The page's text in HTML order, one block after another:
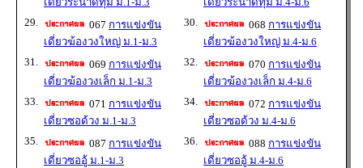
29.
067 การแข่งขัน
เดี่ยวฆ้องวงใหญ่ ม.1-ม.3
30. 068 การแข่งขัน
เดี่ยวฆ้องวงใหญ่ ม.4-ม.6
31.
069 การแข่งขัน
เดี่ยวฆ้องวงเล็ก ม.1-ม.3
32. 070 การแข่งขัน
เดี่ยวฆ้องวงเล็ก ม.4-ม.6
33.
071 การแข่งขัน
เดี่ยวซอด้วง ม.1-ม.3
34. 072 การแข่งขัน
เดี่ยวซอด้วง ม.4-ม.6
35.
087 การแข่งขัน
เดี่ยวซออู้ ม.1-ม.3
36. 088 การแข่งขัน
เดี่ยวซออู้ ม.4-ม.6